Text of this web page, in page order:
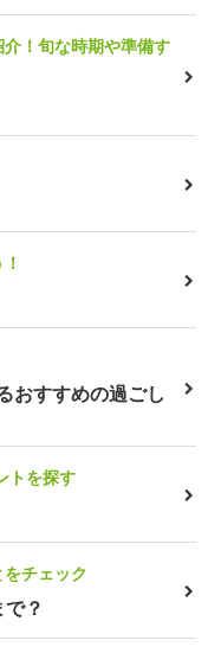
！旬な時期や準備す
おすすめの過ごし
トを探す
チェック
？